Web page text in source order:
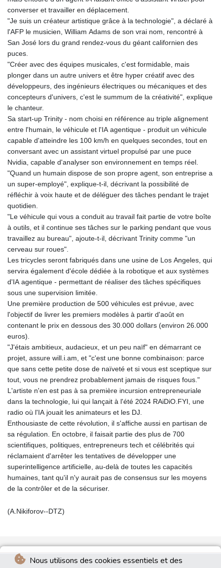
Nous utilisons des cookies essentiels et des
converser et travailler en déplacement.
"Je suis un créateur artistique grâce à la technologie", a déclaré à
l'AFP le musicien, William Adams de son vrai nom, rencontré à
San José lors du grand rendez-vous du géant californien des
puces.
"Créer avec des équipes musicales, c'est formidable, mais
plonger dans un autre univers et être hyper créatif avec des
développeurs, des ingénieurs électriques ou mécaniques et des
concepteurs d'univers, c'est le summum de la créativité", explique
le chanteur.
Sa start-up Trinity - nom choisi en référence au triple alignement
entre l'humain, le véhicule et l'IA agentique - produit un véhicule
capable d'atteindre les 100 km/h en quelques secondes, tout en
conversant avec un assistant virtuel propulsé par une puce
Nvidia, capable d'analyser son environnement en temps réel.
"Quand un humain dispose de son propre agent, son entreprise a
un super-employé", explique-t-il, décrivant la possibilité de
réfléchir à voix haute et de déléguer des tâches pendant le trajet
quotidien.
"Le véhicule qui vous a conduit au travail fait partie de votre boîte
à outils, et il continue ses tâches sur le parking pendant que vous
travaillez au bureau", ajoute-t-il, décrivant Trinity comme "un
cerveau sur roues".
Les tricycles seront fabriqués dans une usine de Los Angeles, qui
servira également d'école dédiée à la robotique et aux systèmes
d'IA agentique - permettant de réaliser des tâches spécifiques
sous une supervision limitée.
Une première production de 500 véhicules est prévue, avec
l'objectif de livrer les premiers modèles à partir d'août en
contenant le prix en dessous des 30.000 dollars (environ 26.000
euros).
"J'étais ambitieux, audacieux, et un peu naïf" en démarrant ce
projet, assure will.i.am, et "c'est une bonne combinaison: parce
que sans cette petite dose de naïveté et si vous est sceptique sur
tout, vous ne prendrez probablement jamais de risques fous."
L'artiste n'en est pas à sa première incursion entrepreneuriale
dans la technologie, lui qui lançait à l'été 2024 RAiDiO.FYI, une
radio où l'IA jouait les animateurs et les DJ.
Enthousiaste de cette révolution, il s'affiche aussi en partisan de
sa régulation. En octobre, il faisait partie des plus de 700
scientifiques, politiques, entrepreneurs tech et célébrités qui
réclamaient d'arrêter les tentatives de développer une
superintelligence artificielle, au-delà de toutes les capacités
humaines, tant qu'il n'y aurait pas de consensus sur les moyens
de la contrôler et de la sécuriser.
(A.Nikiforov--DTZ)